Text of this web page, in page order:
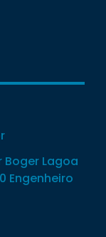
Boger Lagoa
Engenheiro